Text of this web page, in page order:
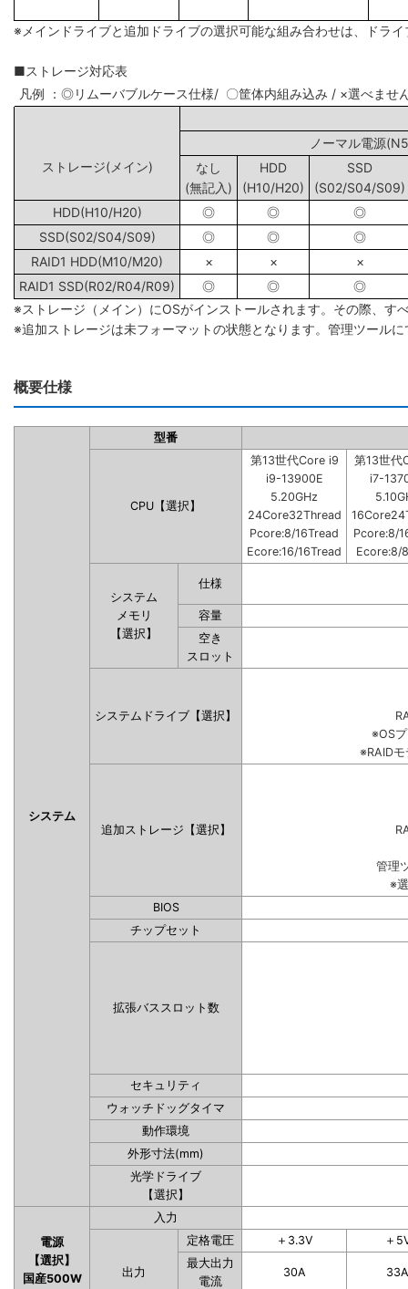
※メインドライブと追加ドライブの選択可能な組み合わせは、ドラ
■ストレージ対応表
凡例 ：◎リムーバブルケース仕様/ 〇筐体内組み込み / ×選べませ
ノーマル電源
ストレージ(メイン)
なし
(無記入)
HDD
(H10/H20)
SSD
(S02/S04/S09)
HDD(H10/H20)
◎ ◎
◎
SSD(S02/S04/S09)
◎ ◎
◎
RAID1 HDD(M10/M20)
× ×
×
RAID1 SSD(R02/R04/R09)
◎ ◎
◎
※ストレージ（メイン）にOSがインストールされます。その際、す
※追加ストレージは未フォーマットの状態となります。管理ツール
概要仕様
システム
型番
CPU【選択】
第13世代Core i9
i9-13900E
5.20GHz
24Core32Thread
Pcore:8/16Tread
Ecore:16/16Tread
第13世代
i7-
Pcore:8/
Ecore:8/
システム
メモリ
【選択】
仕様
容量
空き
スロット
システムドライブ【選択】
※OS
※RAID
追加ストレージ【選択】
管理
※
BIOS
チップセット
拡張バススロット数
セキュリティ
ウォッチドッグタイマ
動作環境
外形寸法(mm)
光学ドライブ
【選択】
電源
【選択】
国産500W
入力
出力
定格電圧 ＋3.3V
＋
最大出力
電流
30A 33A